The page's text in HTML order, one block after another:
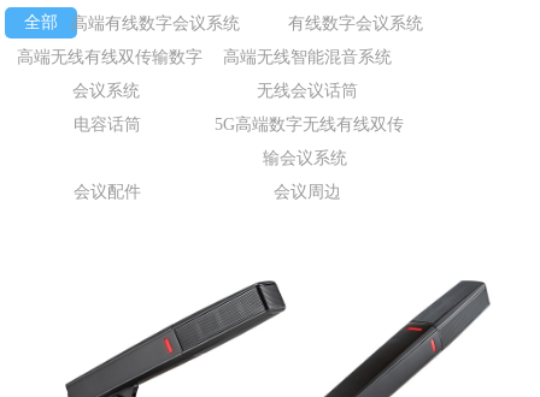
全部 高端有线数字会议系统
有线数字会议系统
高端无线有线双传输数字
会议系统
高端无线智能混音系统
无线会议话筒
电容话筒
5G高端数字无线有线双传
输会议系统
会议配件
会议周边